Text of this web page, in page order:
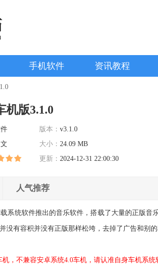
手机软件 资讯教程
机版3.1.0
版本： v3.1.0
大小： 24.09 MB
更新： 2024-12-31 22:00:30
人气推荐
系统软件推出的音乐软件，搭载了大量的正版音
没有容积并没有正版那样松垮，去掉了广告和别
，不兼容安卓系统4.0车机，请认准自身车机系统